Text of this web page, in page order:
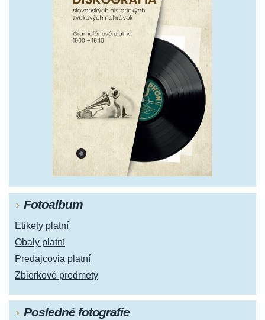
Fotoalbum
Etikety platní
Obaly platní
Predajcovia platní
Zbierkové predmety
Posledné fotografie